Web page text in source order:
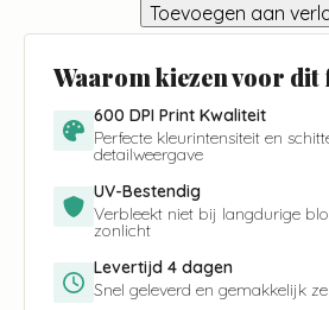
Toevoegen aan
Waarom kiezen voor dit
600 DPI Print Kwaliteit
Perfecte kleurintensiteit en
detailweergave
UV-Bestendig
Verbleekt niet bij langdurige
zonlicht
Levertijd 4 dagen
Snel geleverd en gemakkelijk